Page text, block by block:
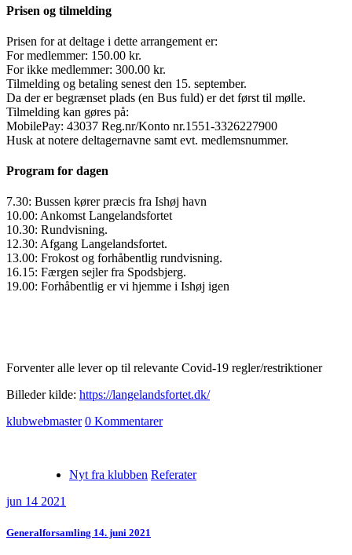
Prisen og tilmelding
Prisen for at deltage i dette arrangement er:
For medlemmer: 150.00 kr.
For ikke medlemmer: 300.00 kr.
Tilmelding og betaling senest den 15. september.
Da der er begrænset plads (en Bus fuld) er det først til mølle.
Tilmelding kan gøres på:
MobilePay: 43037 Reg.nr/Konto nr.1551-3326227900
Husk at notere deltagernavne samt evt. medlemsnummer.
Program for dagen
7.30: Bussen kører præcis fra Ishøj havn
10.00: Ankomst Langelandsfortet
10.30: Rundvisning.
12.30: Afgang Langelandsfortet.
13.00: Frokost og forhåbentlig rundvisning.
16.15: Færgen sejler fra Spodsbjerg.
19.00: Forhåbentlig er vi hjemme i Ishøj igen
Forventer alle lever op til relevante Covid-19 regler/restriktioner
Billeder kilde: https://langelandsfortet.dk/
klubwebmaster 0 Kommentarer
Nyt fra klubben Referater
jun 14 2021
Generalforsamling 14. juni 2021